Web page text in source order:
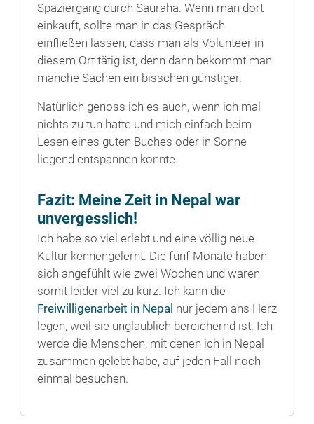
Spaziergang durch Sauraha. Wenn man dort
einkauft, sollte man in das Gespräch
einfließen lassen, dass man als Volunteer in
diesem Ort tätig ist, denn dann bekommt man
manche Sachen ein bisschen günstiger.
Natürlich genoss ich es auch, wenn ich mal
nichts zu tun hatte und mich einfach beim
Lesen eines guten Buches oder in Sonne
liegend entspannen konnte.
Fazit: Meine Zeit in Nepal war
unvergesslich!
Ich habe so viel erlebt und eine völlig neue
Kultur kennengelernt. Die fünf Monate haben
sich angefühlt wie zwei Wochen und waren
somit leider viel zu kurz. Ich kann die
Freiwilligenarbeit in Nepal nur jedem ans Herz
legen, weil sie unglaublich bereichernd ist. Ich
werde die Menschen, mit denen ich in Nepal
zusammen gelebt habe, auf jeden Fall noch
einmal besuchen.